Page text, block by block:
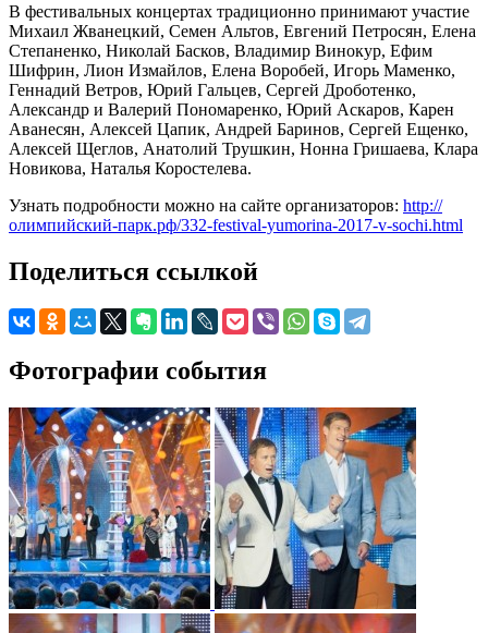
В фестивальных концертах традиционно принимают участие
Михаил Жванецкий, Семен Альтов, Евгений Петросян, Елена
Степаненко, Николай Басков, Владимир Винокур, Ефим
Шифрин, Лион Измайлов, Елена Воробей, Игорь Маменко,
Геннадий Ветров, Юрий Гальцев, Сергей Дроботенко,
Александр и Валерий Пономаренко, Юрий Аскаров, Карен
Аванесян, Алексей Цапик, Андрей Баринов, Сергей Ещенко,
Алексей Щеглов, Анатолий Трушкин, Нонна Гришаева, Клара
Новикова, Наталья Коростелева.
Узнать подробности можно на сайте организаторов: http://
олимпийский-парк.рф/332-festival-yumorina-2017-v-sochi.html
Поделиться ссылкой
Фотографии события